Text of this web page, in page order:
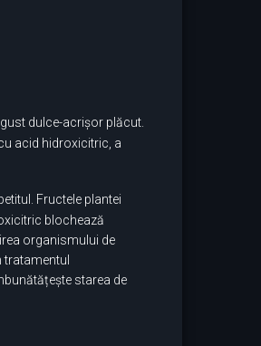
dulce-acrișor plăcut.
acid hidroxicitric, a
Fructele plantei
blochează
organismului de
starea de